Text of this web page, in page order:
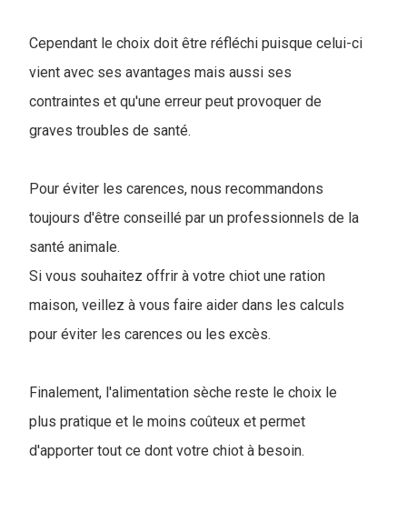
Cependant le choix doit être réfléchi puisque celui-ci
vient avec ses avantages mais aussi ses
contraintes et qu'une erreur peut provoquer de
graves troubles de santé.
Pour éviter les carences, nous recommandons
toujours d'être conseillé par un professionnels de la
santé animale.
Si vous souhaitez offrir à votre chiot une ration
maison, veillez à vous faire aider dans les calculs
pour éviter les carences ou les excès.
Finalement, l'alimentation sèche reste le choix le
plus pratique et le moins coûteux et permet
d'apporter tout ce dont votre chiot à besoin.